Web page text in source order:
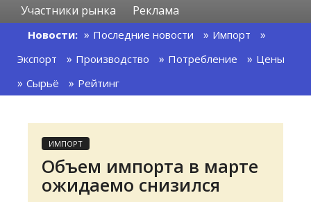
Участники рынка
Реклама
Новости: Последние новости
Импорт
Экспорт
Производство Потребление
Цены
Сырьё
Рейтинг
ИМПОРТ
Объем импорта в марте
ожидаемо снизился